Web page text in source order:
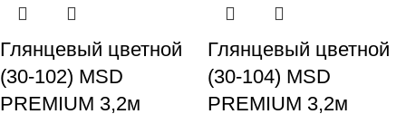
Глянцевый цветной
(30-102) MSD
PREMIUM 3,2м
Глянцевый цветной
(30-104) MSD
PREMIUM 3,2м